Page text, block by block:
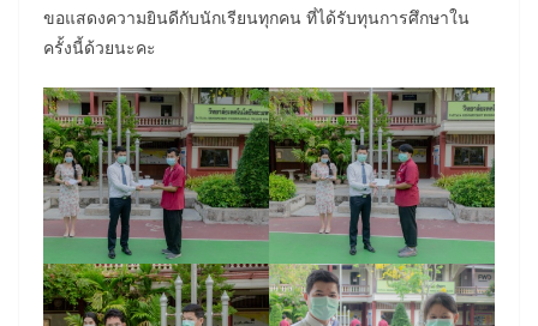
ขอแสดงความยินดีกับนักเรียนทุกคน ที่ได้รับทุนการศึกษาใน
ครั้งนี้ด้วยนะคะ